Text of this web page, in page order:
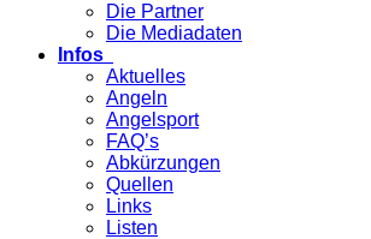
Die Partner
Die Mediadaten
Infos
Aktuelles
Angeln
Angelsport
FAQ’s
Abkürzungen
Quellen
Links
Listen